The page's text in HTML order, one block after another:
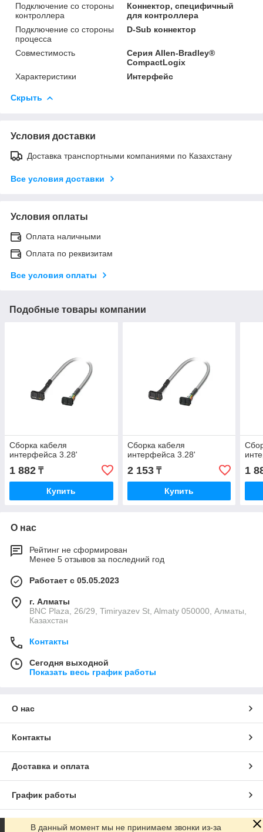
Подключение со стороны
контроллера
Коннектор, специфичный
для контроллера
Подключение со стороны
процесса
D-Sub коннектор
Совместимость
Серия Allen-Bradley®
CompactLogix
Характеристики
Интерфейс
Скрыть
Условия доставки
Доставка транспортными компаниями по Казахстану
Все условия доставки
Условия оплаты
Оплата наличными
Оплата по реквизитам
Все условия оплаты
Подобные товары компании
Сборка кабеля
интерфейса 3.28'
1 882 ₸
Купить
Сборка кабеля
интерфейса 3.28'
2 153₸
Купить
1
О нас
Рейтинг не сформирован
Менее 5 отзывов за последний год
Работает с 05.05.2023
г. Алматы
BNC Plaza, 26/29, Timiryazev St, Almaty 050000, Алматы,
Казахстан
Контакты
Сегодня выходной
Показать весь график работы
О нас
Контакты
Доставка и оплата
График работы
Полная версия сайта
В данный момент мы не принимаем звонки из-за